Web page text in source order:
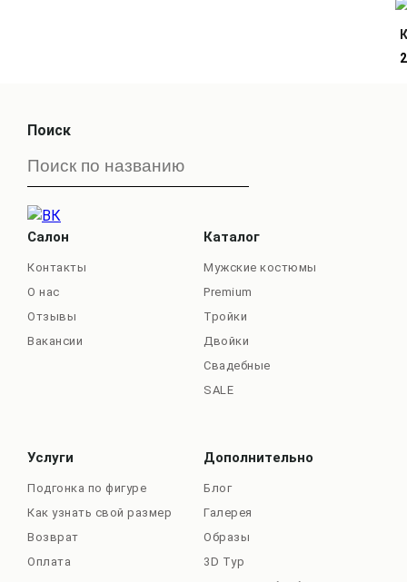
Поиск
Салон
Контакты
О нас
Отзывы
Вакансии
Каталог
Мужские костюмы
Premium
Тройки
Двойки
Свадебные
SALE
Услуги
Подгонка по фигуре
Как узнать свой размер
Возврат
Оплата
Дополнительно
Блог
Галерея
Образы
3D Тур